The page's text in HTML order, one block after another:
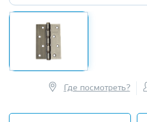
Где посмотреть?